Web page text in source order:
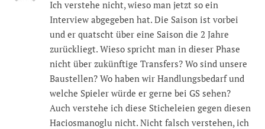
Ich verstehe nicht, wieso man jetzt so ein
Interview abgegeben hat. Die Saison ist vorbei
und er quatscht über eine Saison die 2 Jahre
zurückliegt. Wieso spricht man in dieser Phase
nicht über zukünftige Transfers? Wo sind unsere
Baustellen? Wo haben wir Handlungsbedarf und
welche Spieler würde er gerne bei GS sehen?
Auch verstehe ich diese Sticheleien gegen diesen
Haciosmanoglu nicht. Nicht falsch verstehen, ich